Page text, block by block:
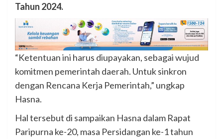
Tahun 2024.
“Ketentuan ini harus diupayakan, sebagai wujud
komitmen pemerintah daerah. Untuk sinkron
dengan Rencana Kerja Pemerintah,” ungkap
Hasna.
Hal tersebut di sampaikan Hasna dalam Rapat
Paripurna ke-20, masa Persidangan ke-1 tahun